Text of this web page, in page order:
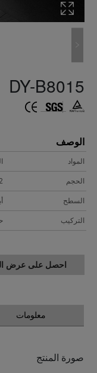
DY-B8015
الوصف
المواد
الحجم
السطح
التركيب
احصل على عرض
معلومات
صورة المنتج